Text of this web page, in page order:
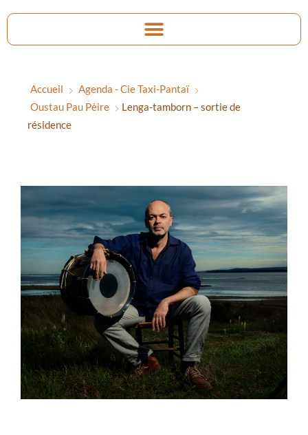
Accueil
Agenda - Cie Taxi-Pantaï
Oustau Pau Pèire
Lenga-tamborn – sortie de
résidence